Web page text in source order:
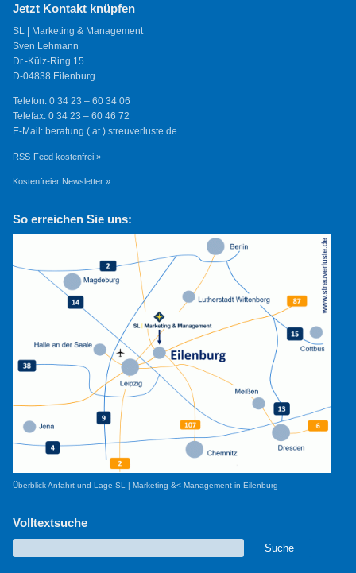
Jetzt Kontakt knüpfen
SL | Marketing & Management
Sven Lehmann
Dr.-Külz-Ring 15
D-04838 Eilenburg
Telefon: 0 34 23 – 60 34 06
Telefax: 0 34 23 – 60 46 72
E-Mail: beratung ( at ) streuverluste.de
RSS-Feed kostenfrei »
Kostenfreier Newsletter »
So erreichen Sie uns:
Überblick Anfahrt und Lage SL | Marketing &< Management in Eilenburg
Volltextsuche